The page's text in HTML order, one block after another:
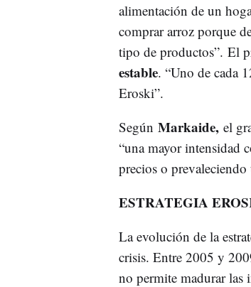
alimentación de un
comprar arroz porque
tipo de productos”. El
estable. “Uno de cada
Eroski”.
Según Markaide, el
“una mayor intensidad
precios o
ESTRATEGIA
La evolución de la
crisis. Entre 2005 y
no permite madurar las